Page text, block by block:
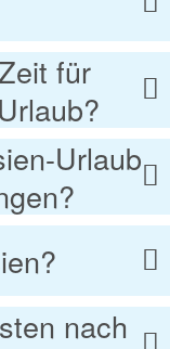
für
Urlaub
nach